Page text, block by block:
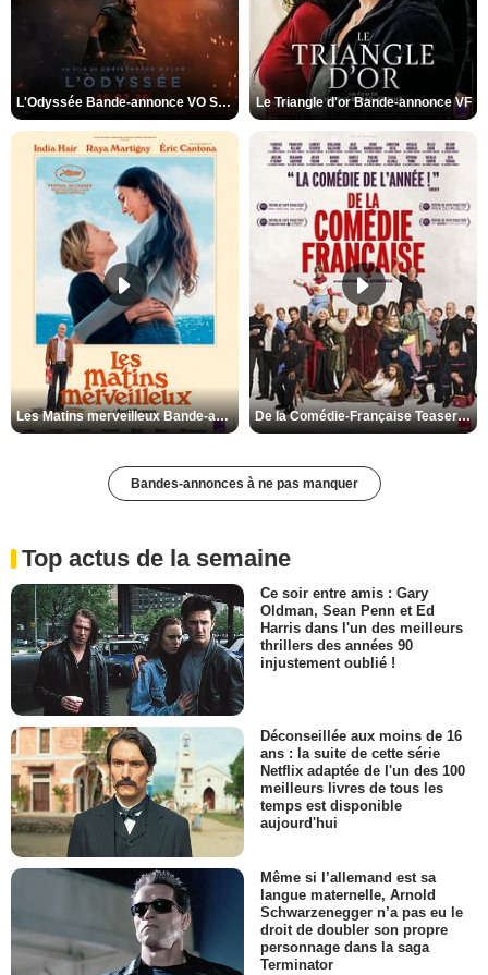
L'Odyssée Bande-annonce VO STFR Le Triangle d'or Bande-annonce VF
Les Matins merveilleux Bande-annonce VF De la Comédie-Française Teaser VF
Bandes-annonces à ne pas manquer
Top actus de la semaine
Ce soir entre amis : Gary
Oldman, Sean Penn et Ed
Harris dans l'un des meilleurs
thrillers des années 90
injustement oublié !
Déconseillée aux moins de 16
ans : la suite de cette série
Netflix adaptée de l'un des 100
meilleurs livres de tous les
temps est disponible
aujourd'hui
Même si l’allemand est sa
langue maternelle, Arnold
Schwarzenegger n’a pas eu le
droit de doubler son propre
personnage dans la saga
Terminator